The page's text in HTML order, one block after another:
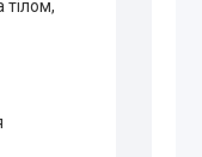
тілом,